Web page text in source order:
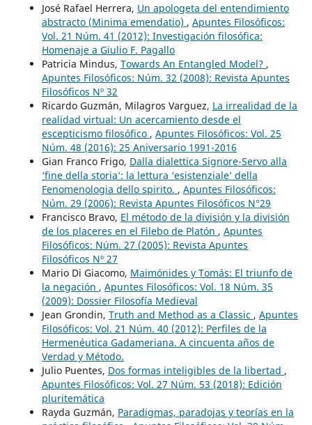
José Rafael Herrera, Un apologeta del entendimiento
abstracto (Minima emendatio) , Apuntes Filosóficos:
Vol. 21 Núm. 41 (2012): Investigación filosófica:
Homenaje a Giulio F. Pagallo
Patricia Mindus, Towards An Entangled Model? ,
Apuntes Filosóficos: Núm. 32 (2008): Revista Apuntes
Filosóficos Nº 32
Ricardo Guzmán, Milagros Varguez, La irrealidad de la
realidad virtual: Un acercamiento desde el
escepticismo filosófico , Apuntes Filosóficos: Vol. 25
Núm. 48 (2016): 25 Aniversario 1991-2016
Gian Franco Frigo, Dalla dialettica Signore-Servo alla
‘fine della storia’: la lettura ‘esistenziale’ della
Fenomenologia dello spirito. , Apuntes Filosóficos:
Núm. 29 (2006): Revista Apuntes Filosóficos N°29
Francisco Bravo, El método de la división y la división
de los placeres en el Filebo de Platón , Apuntes
Filosóficos: Núm. 27 (2005): Revista Apuntes
Filosóficos Nº 27
Mario Di Giacomo, Maimónides y Tomás: El triunfo de
la negación , Apuntes Filosóficos: Vol. 18 Núm. 35
(2009): Dossier Filosofía Medieval
Jean Grondin, Truth and Method as a Classic , Apuntes
Filosóficos: Vol. 21 Núm. 40 (2012): Perfiles de la
Hermenéutica Gadameriana. A cincuenta años de
Verdad y Método.
Julio Puentes, Dos formas inteligibles de la libertad ,
Apuntes Filosóficos: Vol. 27 Núm. 53 (2018): Edición
pluritemática
Rayda Guzmán, Paradigmas, paradojas y teorías en la